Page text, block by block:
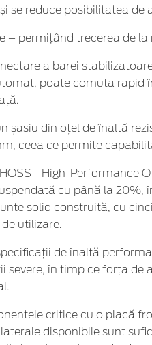
se reduce posibilitatea de
permițând trecerea de
a barei
poate comuta
din oțel de înaltă
ceea ce permite
- High-Performance
cu până la
solid construită, cu
utilizare.
de înaltă
în timp ce forța de
critice cu o placă
disponibile sunt